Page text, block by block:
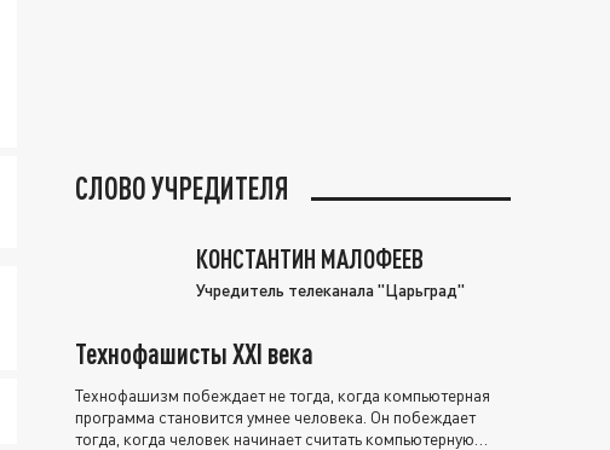
СЛОВО УЧРЕДИТЕЛЯ
КОНСТАНТИН МАЛОФЕЕВ
Учредитель телеканала "Царьград"
Технофашисты XXI века
Технофашизм побеждает не тогда, когда компьютерная
программа становится умнее человека. Он побеждает
тогда, когда человек начинает считать компьютерную